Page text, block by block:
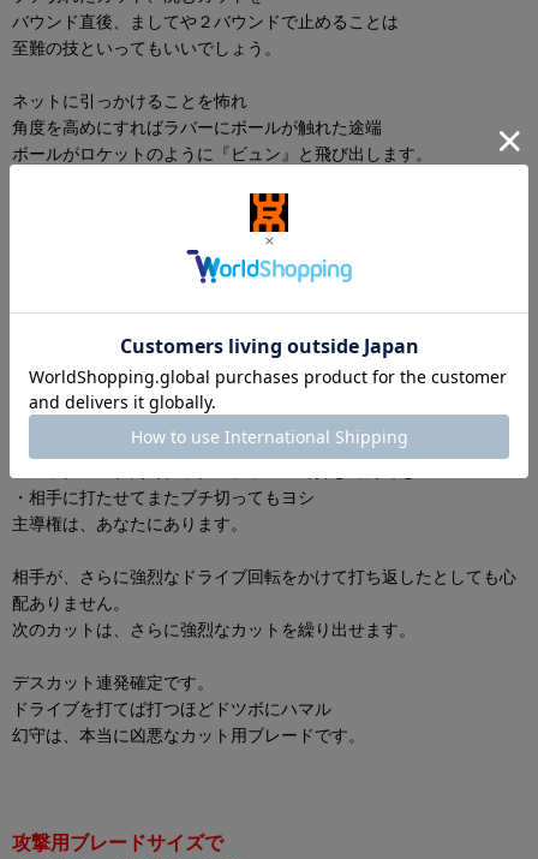
バウンド直後、ましてや２バウンドで止めることは
至難の技といってもいいでしょう。
ネットに引っかけることを怖れ
角度を高めにすればラバーにボールが触れた途端
ボールがロケットのように『ビュン』と飛び出します。
ぐっちぃのラバー上でボールがスリップして制御できない
現象が起こっています。
安全にいれようと思えば
ツッツキは必ず台から出てしまうので
あなたにとって絶好のチャンスボールになります。
台から出たボールは
・攻撃してもヨシ
・相手に打たせてまたブチ切ってもヨシ
主導権は、あなたにあります。
相手が、さらに強烈なドライブ回転をかけて打ち返したとしても心
配ありません。
次のカットは、さらに強烈なカットを繰り出せます。
デスカット連発確定です。
ドライブを打てば打つほどドツボにハマル
幻守は、本当に凶悪なカット用ブレードです。
攻撃用ブレードサイズで